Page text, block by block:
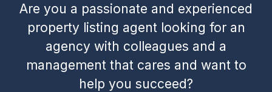
Are you a passionate and experienced
property listing agent looking for an
agency with colleagues and a
management that cares and want to
help you succeed?